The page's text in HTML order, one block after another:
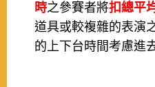
時之參賽者將扣總平
道具或較複雜的表演
的上下台時間考慮進